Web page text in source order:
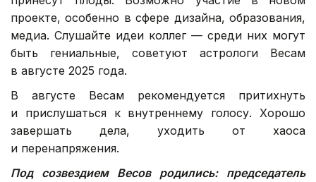
проекте, особенно в сфере дизайна, образования,
медиа. Слушайте идеи коллег — среди них могут
быть гениальные, советуют астрологи Весам
в августе 2025 года.
В августе Весам рекомендуется притихнуть
и прислушаться к внутреннему голосу. Хорошо
завершать дела, уходить от хаоса
и перенапряжения.
Под созвездием Весов родились: председатель